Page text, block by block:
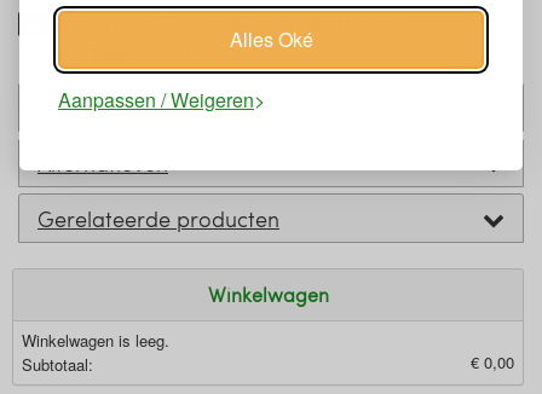
Alles Oké
Aanpassen / Weigeren
Keurmerken en labels natuurlijke
oogschaduw Lavera
Past bij
Gerelateerde producten
Winkelwagen
Winkelwagen is leeg.
Subtotaal:
€ 0,00